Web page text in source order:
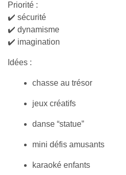
Priorité :
✔️ sécurité
✔️ dynamisme
✔️ imagination
Idées :
chasse au trésor
jeux créatifs
danse “statue”
mini défis amusants
karaoké enfants